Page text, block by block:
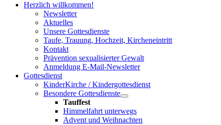
Herzlich willkommen!
Newsletter
Aktuelles
Unsere Gottesdienste
Taufe, Trauung, Hochzeit, Kircheneintritt
Kontakt
Prävention sexualisierter Gewalt
Anmeldung E-Mail-Newsletter
Gottesdienst
KinderKirche / Kindergottesdienst
Besondere Gottesdienste
Tauffest
Himmelfahrt unterwegs
Advent und Weihnachten